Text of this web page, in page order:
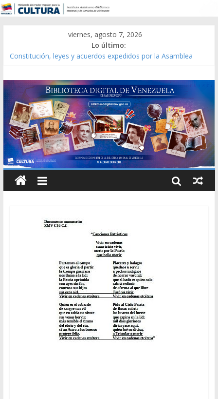
viernes, agosto 7, 2026
Lo último:
Constitución, leyes y acuerdos expedidos por la Asamblea
Modesta Bor Sánchez [material gráfico]
Gaceta Oficial de la República de Venezuela año CXXXIII Mes V,
Caracas 09 de marzo de 2006 N° 38.394
Catálogo temático de obras de Modesta Bor